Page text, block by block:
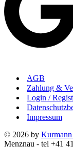
AGB
Zahlung &
Login /
Impressum
© 2026 by
Menznau - tel +41